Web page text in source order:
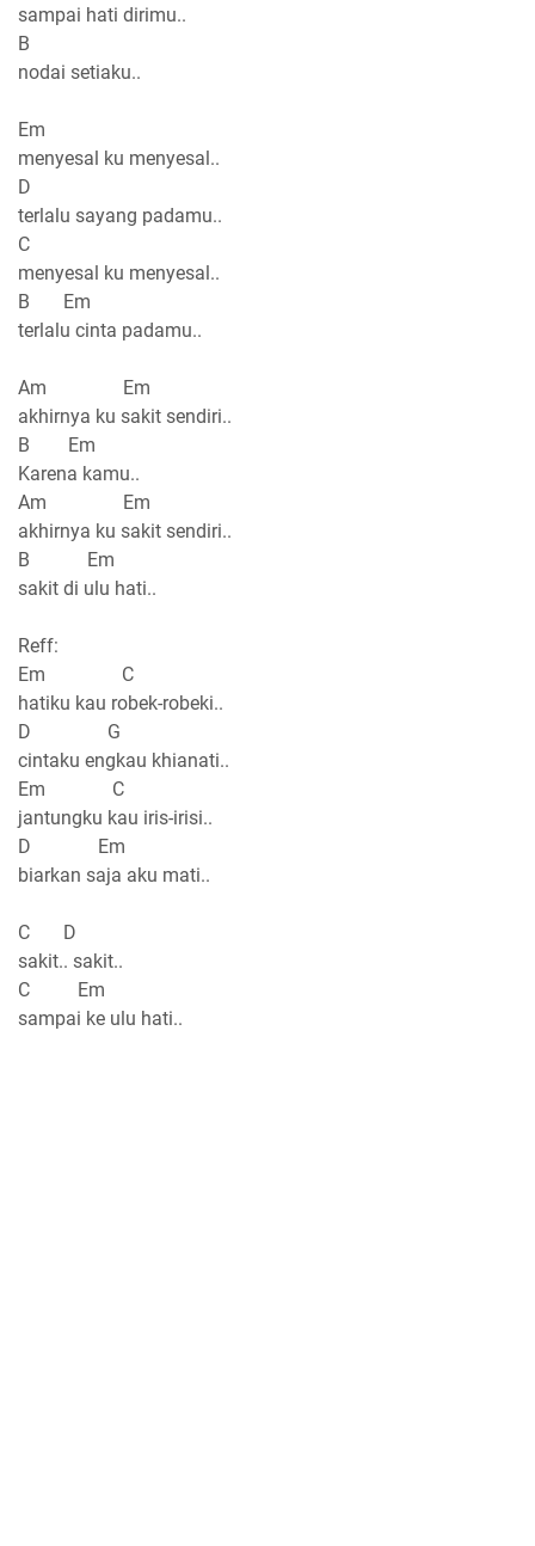
sampai hati dirimu..
B
nodai setiaku..
Em
menyesal ku menyesal..
D
terlalu sayang padamu..
C
menyesal ku menyesal..
B Em
terlalu cinta padamu..
Am Em
akhirnya ku sakit sendiri..
B Em
Karena kamu..
Am Em
akhirnya ku sakit sendiri..
B Em
sakit di ulu hati..
Reff:
Em C
hatiku kau robek-robeki..
D G
cintaku engkau khianati..
Em C
jantungku kau iris-irisi..
D Em
biarkan saja aku mati..
C D
sakit.. sakit..
C Em
sampai ke ulu hati..